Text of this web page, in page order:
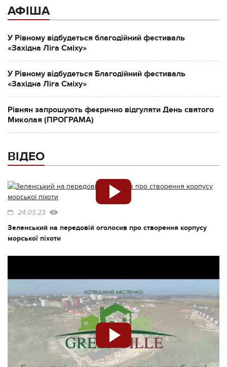
АФІША
У Рівному відбудеться благодійний фестиваль
«Західна Ліга Сміху»
У Рівному відбудеться Благодійний фестиваль
«Західна Ліга Сміху»
Рівнян запрошують феєрично відгуляти День святого
Миколая (ПРОГРАМА)
ВІДЕО
24.05.23
Зеленський на передовій оголосив про створення корпусу
морської піхоти